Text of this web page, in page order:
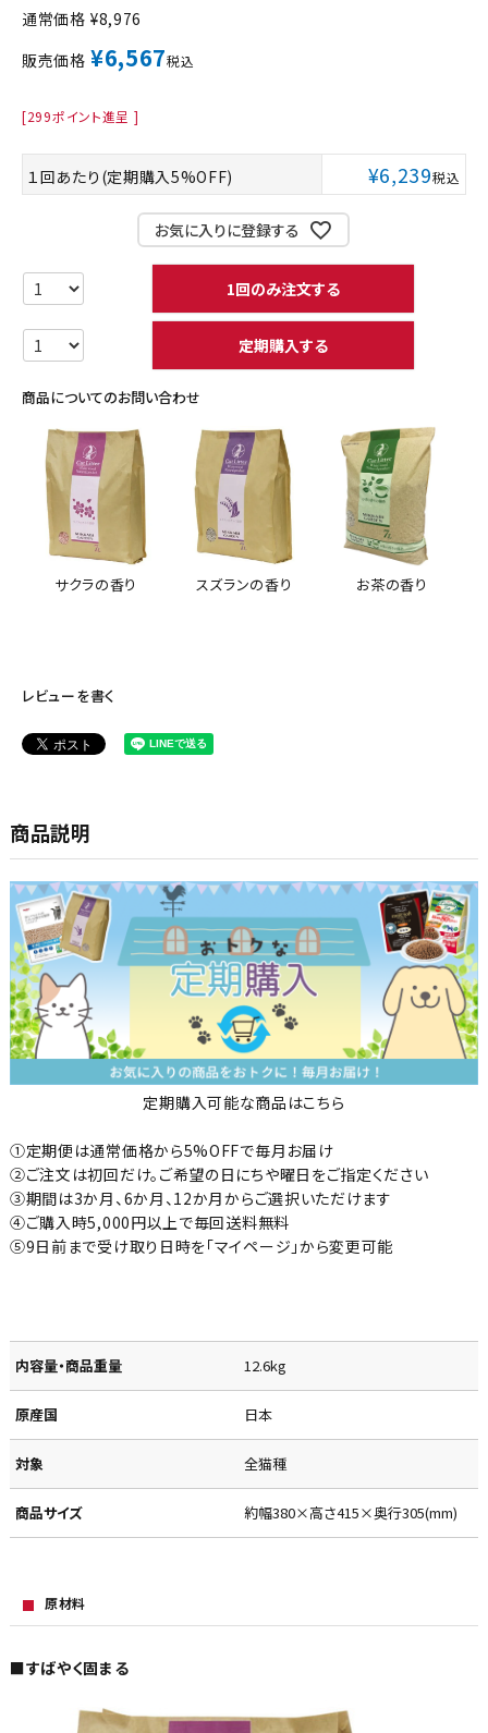
通常価格 ¥8,976
販売価格 ¥6,567税込
[299ポイント進呈 ]
１回あたり(定期購入5%OFF) ¥6,239税込
お気に入りに登録する
1回のみ注文する
定期購入する
商品についてのお問い合わせ
サクラの香り スズランの香り お茶の香り
レビューを書く
商品説明
定期購入可能な商品はこちら
①定期便は通常価格から5%OFFで毎月お届け
②ご注文は初回だけ。ご希望の日にちや曜日をご指定ください
③期間は3か月、6か月、12か月からご選択いただけます
④ご購入時5,000円以上で毎回送料無料
⑤9日前まで受け取り日時を「マイページ」から変更可能
内容量・商品重量 12.6kg
原産国 日本
対象 全猫種
商品サイズ 約幅380×高さ415×奥行305(mm)
原材料
■すばやく固まる